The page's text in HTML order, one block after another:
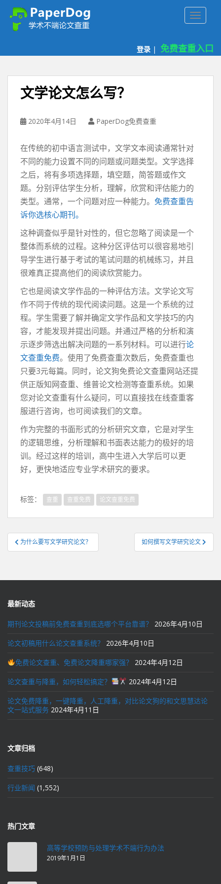
登录 | 免费查重入口
文学论文怎么写？
2020年4月14日 PaperDog免费查重
在传统的初中语言测试中，文学文本阅读通常针对
不同的能力设置不同的问题或问题类型。文学选择
之后，将有多项选择题，填空题，简答题或作文
题。分别评估学生分析，理解，欣赏和评估能力的
类型。通常，一个问题对应一种能力。 免费查重告
诉你选核心期刊。
这种调查似乎是针对性的，但它忽略了阅读是一个
整体而系统的过程。这种分区评估可以很容易地引
导学生进行基于考试的笔试问题的机械练习，并且
很难真正提高他们的阅读欣赏能力。
它也是阅读文学作品的一种评估方法。文学论文写
作不同于传统的现代阅读问题。这是一个系统的过
程。学生需要了解并确定文学作品和文学技巧的内
容，才能发现并提出问题。并通过严格的分析和演
示逐步筛选出解决问题的一系列材料。可以进行论
文查重免费。使用了免费查重次数后，免费查重也
只要3元每篇。同时，论文狗免费论文查重网站还提
供正版知网查重、维普论文检测等查重系统。如果
您对论文查重有什么疑问，可以直接找在线查重客
服进行咨询，也可阅读我们的文章。
作为完整的书面形式的分析研究文​​章，它是对学生
的逻辑思维，分析理解和书面表达能力的极好的培
训。经过这样的培训，高中生进入大学后可以更
好，更快地适应专业学术研究的要求。
标签： 查重 查重免费 论文查重免费
文
章
航
为什么要写文学研究论文？ 如何撰写文学研究论文
最新动态
期刊论文投稿前免费查重到底选哪个平台靠谱？ 2026年4月10日
论文初稿用什么论文查重系统？ 2026年4月10日
免费论文查重、免费论文降重哪家强？ 2024年4月12日
论文查重与降重，如何轻松搞定？ 2024年4月12日
论文免费降重，一键降重，人工降重，对比论文狗的和文思慧达论
文一站式服务 2024年4月11日
文章归档
查重技巧 (648)
行业新闻 (1,552)
热门文章
高等学校预防与处理学术不端行为办法
2019年1月1日